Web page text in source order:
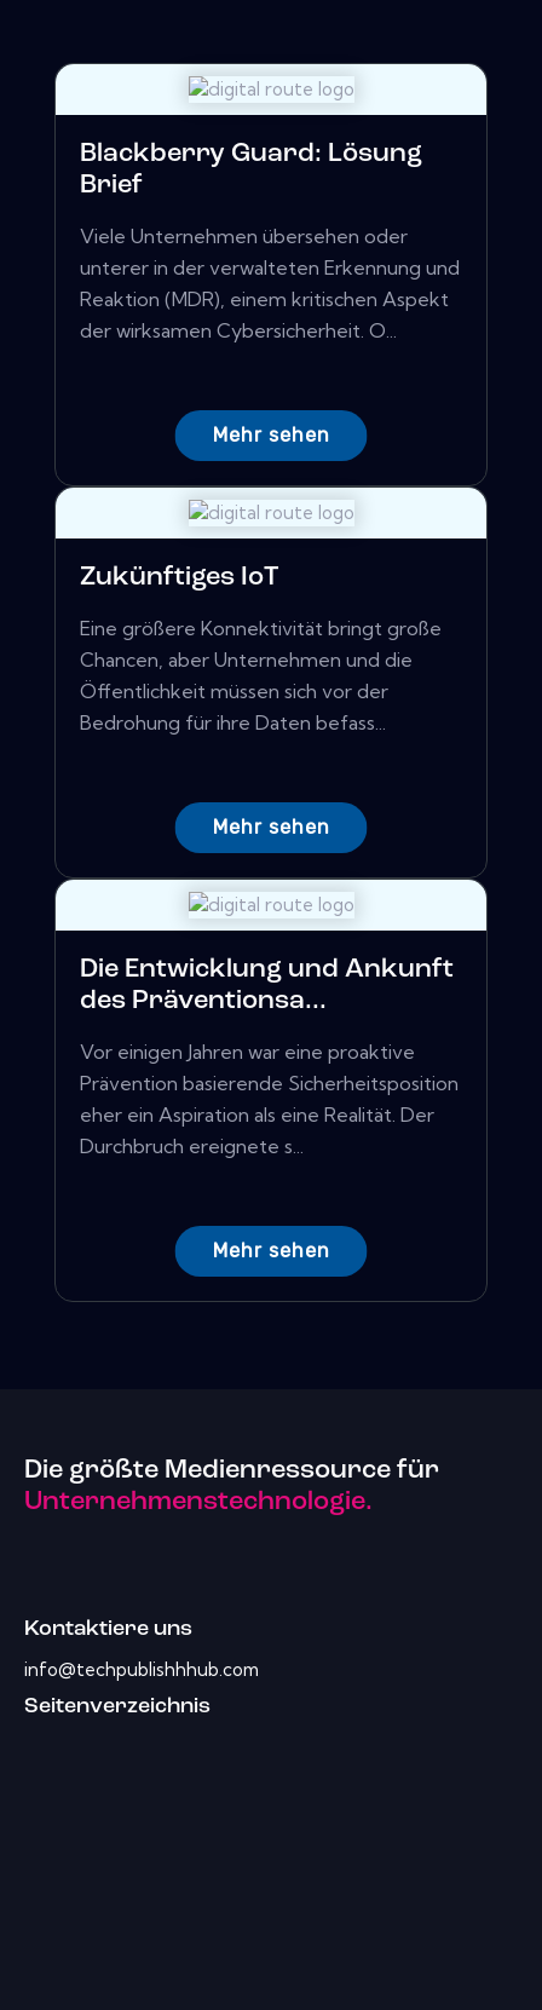
Blackberry Guard: Lösung
Brief
Viele Unternehmen übersehen oder
unterer in der verwalteten Erkennung und
Reaktion (MDR), einem kritischen Aspekt
der wirksamen Cybersicherheit. O...
Mehr sehen
Zukünftiges IoT
Eine größere Konnektivität bringt große
Chancen, aber Unternehmen und die
Öffentlichkeit müssen sich vor der
Bedrohung für ihre Daten befass...
Mehr sehen
Die Entwicklung und Ankunft
des Präventionsa...
Vor einigen Jahren war eine proaktive
Prävention basierende Sicherheitsposition
eher ein Aspiration als eine Realität. Der
Durchbruch ereignete s...
Mehr sehen
Die größte Medienressource für
Unternehmenstechnologie.
Kontaktiere uns
info@techpublishhhub.com
Seitenverzeichnis